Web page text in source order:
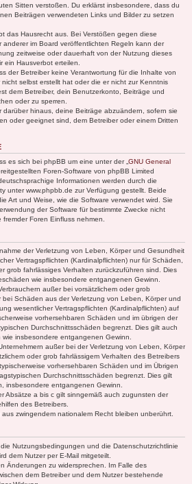
Sitten verstoßen. Du erklärst insbesondere, dass du
Beiträgen verwendeten Links und Bilder zu setzen
das Hausrecht aus. Bei Verstößen gegen diese
im Board veröffentlichten Regeln kann der
zeitweise oder dauerhaft von der Nutzung dieses
ein Hausverbot erteilen.
der Betreiber keine Verantwortung für die Inhalte von
selbst erstellt hat oder die er nicht zur Kenntnis
dem Betreiber, dein Benutzerkonto, Beiträge und
oder zu sperren.
darüber hinaus, deine Beiträge abzuändern, sofern sie
oder geeignet sind, dem Betreiber oder einem Dritten
es sich bei phpBB um eine unter der „ GNU General
Foren-Software von phpBB Limited
Informationen werden durch die
unter www.phpbb.de zur Verfügung gestellt. Beide
Art und Weise, wie die Software verwendet wird. Sie
der Software für bestimmte Zwecke nicht
Foren Einfluss nehmen.
der Verletzung von Leben, Körper und Gesundheit
Vertragspflichten (Kardinalpflichten) nur für Schäden,
grob fahrlässiges Verhalten zurückzuführen sind. Dies
wie insbesondere entgangenen Gewinn.
außer bei vorsätzlichem oder grob
bei Schäden aus der Verletzung von Leben, Körper und
wesentlicher Vertragspflichten (Kardinalpflichten) auf
vorhersehbaren Schäden und im übrigen der
Durchschnittsschäden begrenzt. Dies gilt auch
insbesondere entgangenen Gewinn.
außer bei der Verletzung von Leben, Körper
oder grob fahrlässigem Verhalten des Betreibers
vorhersehbaren Schäden und im Übrigen
Durchschnittsschäden begrenzt. Dies gilt
insbesondere entgangenen Gewinn.
Absätze a bis c gilt sinngemäß auch zugunsten der
des Betreibers.
zwingendem nationalem Recht bleiben unberührt.
Nutzungsbedingungen und die Datenschutzrichtlinie
dem Nutzer per E-Mail mitgeteilt.
Änderungen zu widersprechen. Im Falle des
dem Betreiber und dem Nutzer bestehende